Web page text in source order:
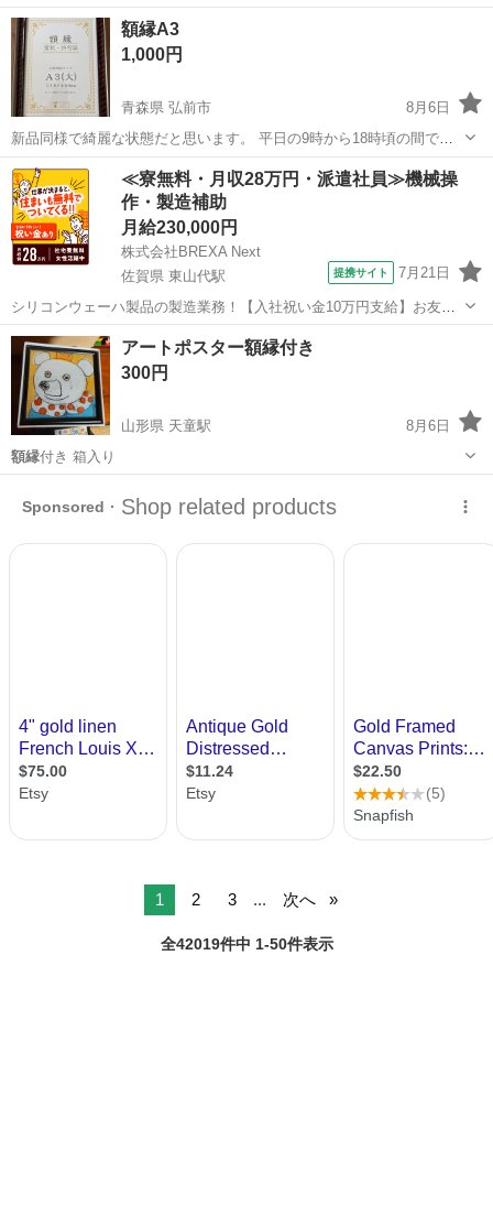
たため出品。 新品未使用です◎ 田園都市線沿い、渋谷-二子玉川間の
駅で受け取りできる方。
東京 世田谷区 三軒茶屋駅
額縁A3
1,000円
青森県 弘前市
8月6日
新品同様で綺麗な状態だと思います。 平日の9時から18時頃の間で安
原近辺でのお取引を希望します。 購入ご希望の際は、ご希望の日時を
合わせてお問合せいただけると助かります。 よろしくお願いいたしま
す。
青森 弘前市 その他
≪寮無料・月収28万円・派遣社員≫機械操
作・製造補助
月給230,000円
株式会社BREXA Next
佐賀県 東山代駅
提携サイト 7月21日
シリコンウェーハ製品の製造業務！【入社祝い金10万円支給】お友達
やカップルとの応募OK◎年間休日129日＆休出なしでプライベート充
実♪業務はクリーンルームで快適作業◎自社正社員登用制度あり★1食
300円～の格安食堂あり！《佐...
佐賀 伊万里市 東山代駅 その他
アートポスター額縁付き
300円
山形県 天童駅
8月6日
額縁付き 箱入り
1 2 3 ... 次へ
全42019件中 1-50件表示